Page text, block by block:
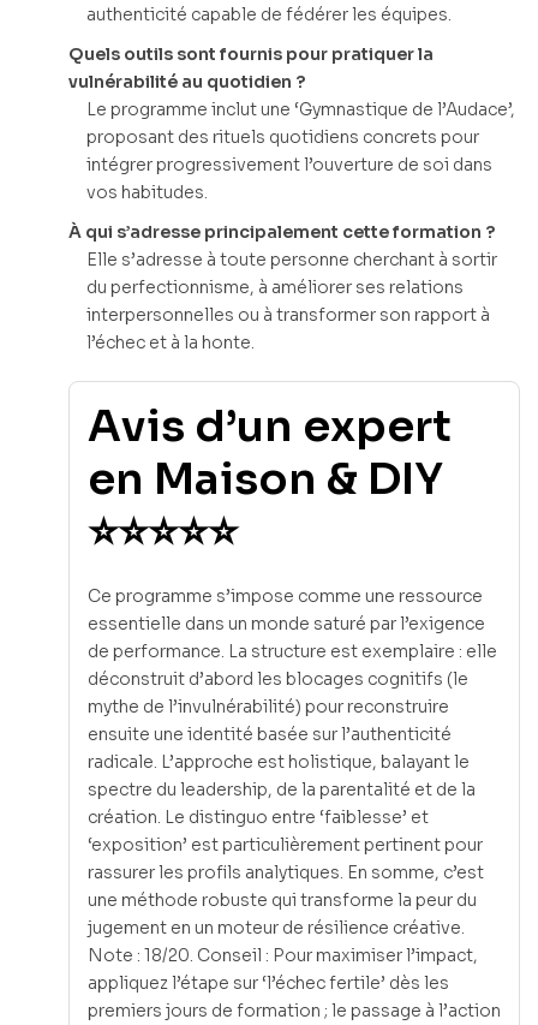
authenticité capable de fédérer les équipes.
Quels outils sont fournis pour pratiquer la
vulnérabilité au quotidien ?
Le programme inclut une ‘Gymnastique de l’Audace’,
proposant des rituels quotidiens concrets pour
intégrer progressivement l’ouverture de soi dans
vos habitudes.
À qui s’adresse principalement cette formation ?
Elle s’adresse à toute personne cherchant à sortir
du perfectionnisme, à améliorer ses relations
interpersonnelles ou à transformer son rapport à
l’échec et à la honte.
Avis d’un expert
en Maison & DIY
⭐⭐⭐⭐⭐
Ce programme s’impose comme une ressource
essentielle dans un monde saturé par l’exigence
de performance. La structure est exemplaire : elle
déconstruit d’abord les blocages cognitifs (le
mythe de l’invulnérabilité) pour reconstruire
ensuite une identité basée sur l’authenticité
radicale. L’approche est holistique, balayant le
spectre du leadership, de la parentalité et de la
création. Le distinguo entre ‘faiblesse’ et
‘exposition’ est particulièrement pertinent pour
rassurer les profils analytiques. En somme, c’est
une méthode robuste qui transforme la peur du
jugement en un moteur de résilience créative.
Note : 18/20. Conseil : Pour maximiser l’impact,
appliquez l’étape sur ‘l’échec fertile’ dès les
premiers jours de formation ; le passage à l’action